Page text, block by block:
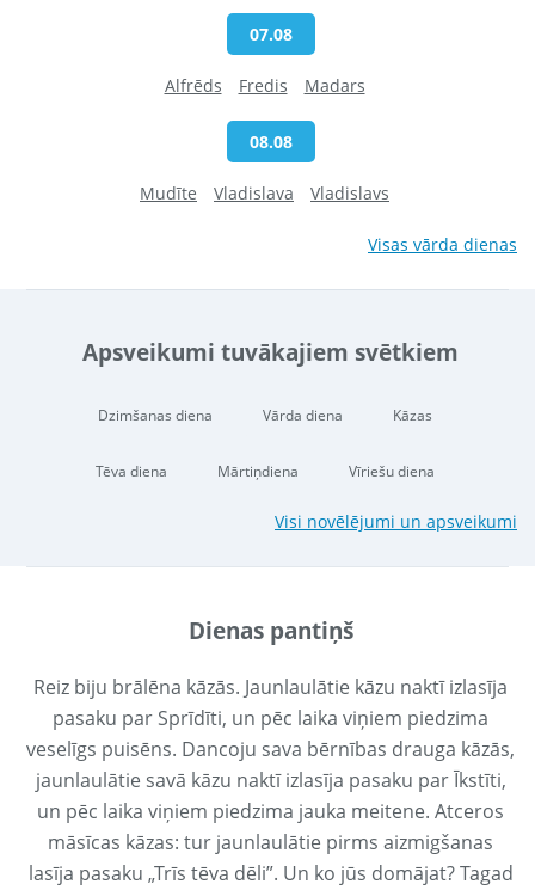
07.08
Alfrēds Fredis Madars
08.08
Mudīte Vladislava Vladislavs
Visas vārda dienas
Apsveikumi tuvākajiem svētkiem
Dzimšanas diena Vārda diena Kāzas
Tēva diena Mārtiņdiena Vīriešu diena
Visi novēlējumi un apsveikumi
Dienas pantiņš
Reiz biju brālēna kāzās. Jaunlaulātie kāzu naktī izlasīja
pasaku par Sprīdīti, un pēc laika viņiem piedzima
veselīgs puisēns. Dancoju sava bērnības drauga kāzās,
jaunlaulātie savā kāzu naktī izlasīja pasaku par Īkstīti,
un pēc laika viņiem piedzima jauka meitene. Atceros
māsīcas kāzas: tur jaunlaulātie pirms aizmigšanas
lasīja pasaku „Trīs tēva dēli”. Un ko jūs domājat? Tagad